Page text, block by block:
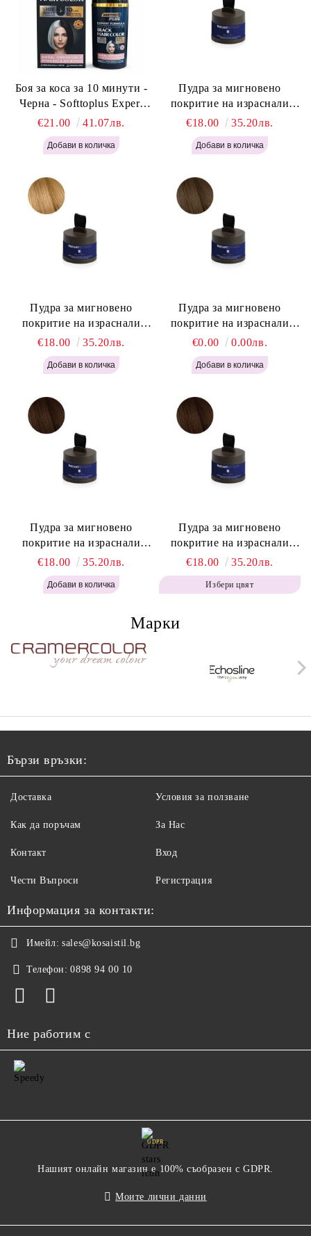
Боя за коса за 10 минути -
Черна - Softtoplus Expert
Woman Black 400мл
€21.00 41.07лв.
Пудра за мигновено
покритие на израснали
корени Светло Русо - Labor
Pro Instant Retouch Powder -
Light Blonde H646
€18.00 35.20лв.
Пудра за мигновено
покритие на израснали
корени Русо - Labor Pro
Instant Retouch Powder -
Blonde H645
€18.00 35.20лв.
Пудра за мигновено
покритие на израснали
корени Светло Кафяво -
Labor Pro Instant Retouch
Powder - Light Brown H644
€0.00 0.00лв.
Пудра за мигновено
покритие на израснали
корени Топло Кафяво -
Labor Pro Instant Retouch
Powder - Warm Brown H643
€18.00 35.20лв.
Пудра за мигновено
покритие на израснали
корени Кафяво - Labor Pro
Instant Retouch Powder -
Brown H642
€18.00 35.20лв.
Избери цвят
Марки
Бързи връзки:
Доставка
Как да поръчам
Контакт
Чести Въпроси
Условия за ползване
За Нас
Вход
Регистрация
Информация за контакти:
Имейл: sales@kosaistil.bg
Телефон: 0898 94 00 10
Ние работим с
GDPR
Нашият онлайн магазин е 100% съобразен с GDPR.
Моите лични данни